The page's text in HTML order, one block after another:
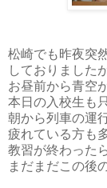
松崎でも昨夜突
しておりました
お昼前から青空
本日の入校生も
朝から列車の運
疲れている方も
教習が終わった
まだまだこの後